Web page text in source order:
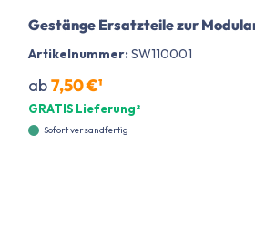
Gestänge Ersatzteile zur
Artikelnummer:SW110001
ab7,50 €¹
GRATIS Lieferung²
Sofort versandfertig